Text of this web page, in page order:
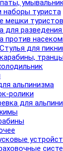
наборы туриста
мешки туристов
для разведения
против
для
транцы
альпинизма
ролики
для